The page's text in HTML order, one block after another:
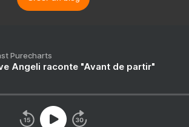
Purecharts
Angeli raconte "Avant de partir"